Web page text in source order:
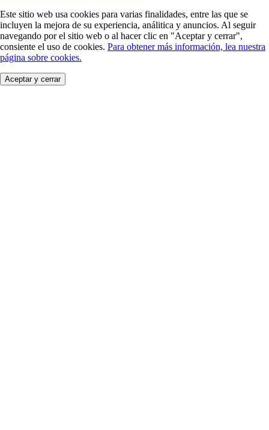
Este sitio web usa cookies para varias finalidades, entre las que se
incluyen la mejora de su experiencia, análitica y anuncios. Al seguir
navegando por el sitio web o al hacer clic en "Aceptar y cerrar",
consiente el uso de cookies. Para obtener más información, lea nuestra
página sobre cookies.
Aceptar y cerrar